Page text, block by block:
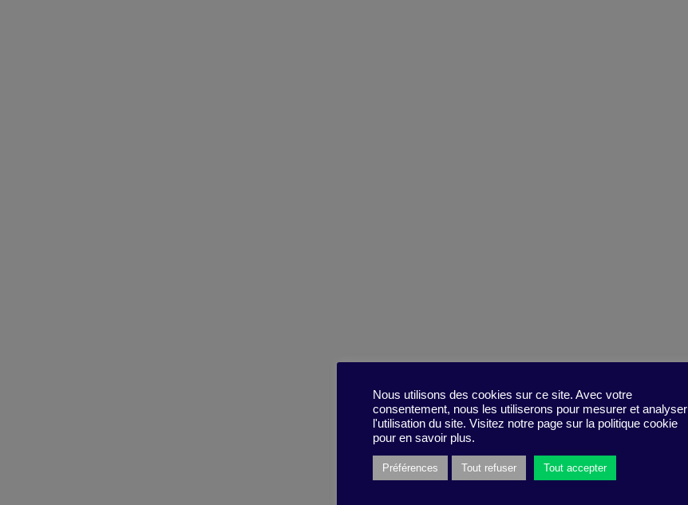
Nous utilisons des cookies sur ce site. Avec votre
consentement, nous les utiliserons pour mesurer et analyser
l'utilisation du site. Visitez notre page sur la politique cookie
pour en savoir plus.
Préférences Tout refuser Tout accepter